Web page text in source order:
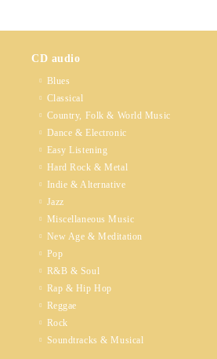
CD audio
Blues
Classical
Country, Folk & World Music
Dance & Electronic
Easy Listening
Hard Rock & Metal
Indie & Alternative
Jazz
Miscellaneous Music
New Age & Meditation
Pop
R&B & Soul
Rap & Hip Hop
Reggae
Rock
Soundtracks & Musical